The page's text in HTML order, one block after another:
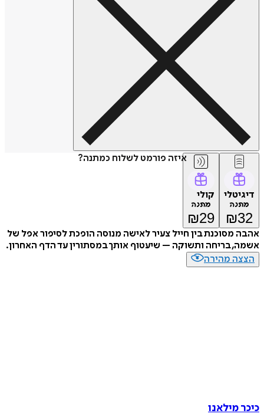
איזה פורמט לשלוח כמתנה?
דיגיטלי
מתנה
₪32
קולי
מתנה
₪29
אהבה מסוכנת בין חייל צעיר לאישה מנוסה הופכת לסיפור אפל של
אשמה, בריחה ותשוקה – שיעטוף אותך במסתורין עד הדף האחרון.
הצצה מהירה
כיכר מילאנו